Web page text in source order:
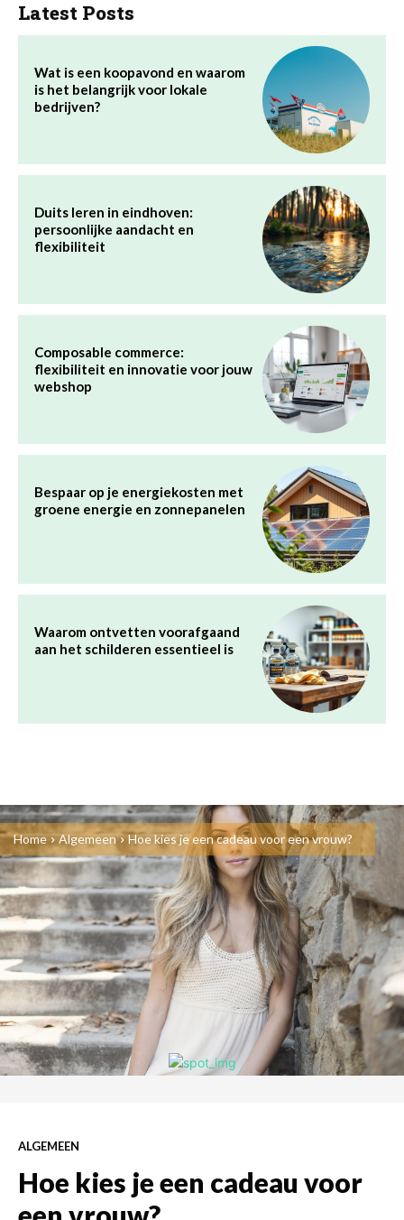
Latest Posts
Wat is een koopavond en waarom
is het belangrijk voor lokale
bedrijven?
Duits leren in eindhoven:
persoonlijke aandacht en
flexibiliteit
Composable commerce:
flexibiliteit en innovatie voor jouw
webshop
Bespaar op je energiekosten met
groene energie en zonnepanelen
Waarom ontvetten voorafgaand
aan het schilderen essentieel is